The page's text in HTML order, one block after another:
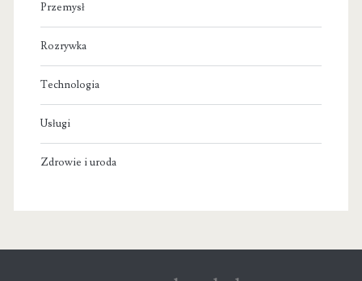
Przemysł
Rozrywka
Technologia
Usługi
Zdrowie i uroda